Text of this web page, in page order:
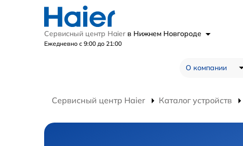
Сервисный центр Haier в Нижнем Новгороде
Ежедневно с 9:00 до 21:00
О компании
Сервисный центр Haier Каталог устройств